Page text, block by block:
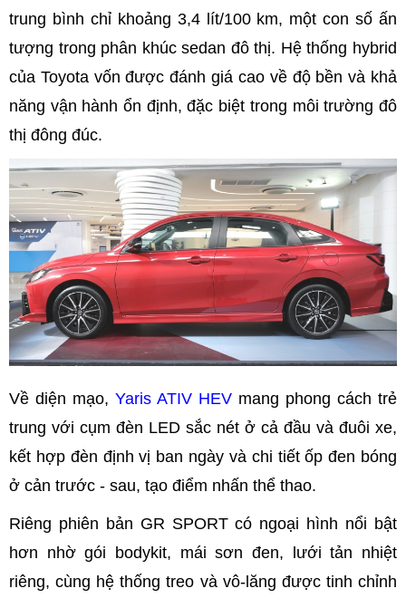
trung bình chỉ khoảng 3,4 lít/100 km, một con số ấn
tượng trong phân khúc sedan đô thị. Hệ thống hybrid
của Toyota vốn được đánh giá cao về độ bền và khả
năng vận hành ổn định, đặc biệt trong môi trường đô
thị đông đúc.
Về diện mạo, Yaris ATIV HEV mang phong cách trẻ
trung với cụm đèn LED sắc nét ở cả đầu và đuôi xe,
kết hợp đèn định vị ban ngày và chi tiết ốp đen bóng
ở cản trước - sau, tạo điểm nhấn thể thao.
Riêng phiên bản GR SPORT có ngoại hình nổi bật
hơn nhờ gói bodykit, mái sơn đen, lưới tản nhiệt
riêng, cùng hệ thống treo và vô-lăng được tinh chỉnh